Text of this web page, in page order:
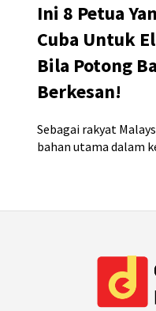
Ini 8 Petua
Cuba Untuk
Bila Potong
Berkesan!
Sebagai rakyat
bahan utama dalam